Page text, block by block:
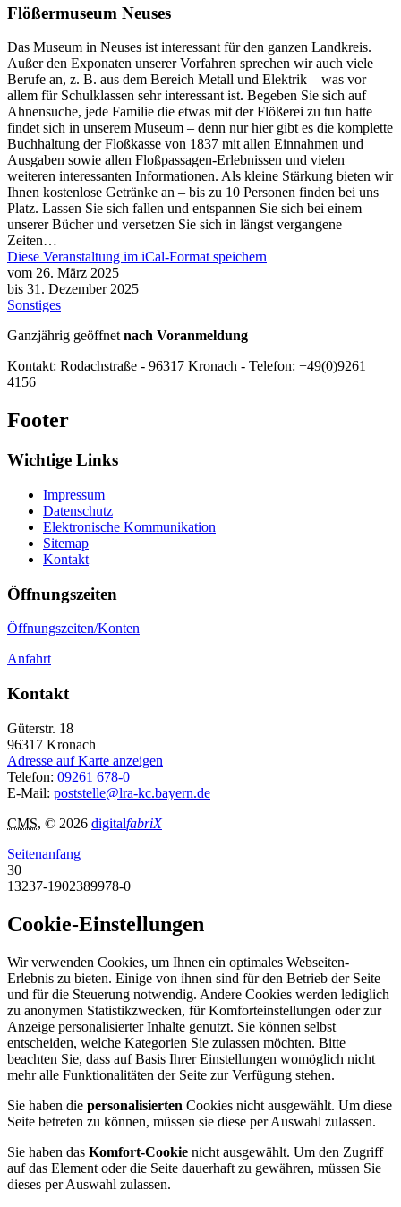
Flößermuseum Neuses
Das Museum in Neuses ist interessant für den ganzen Landkreis.
Außer den Exponaten unserer Vorfahren sprechen wir auch viele
Berufe an, z. B. aus dem Bereich Metall und Elektrik – was vor
allem für Schulklassen sehr interessant ist. Begeben Sie sich auf
Ahnensuche, jede Familie die etwas mit der Flößerei zu tun hatte
findet sich in unserem Museum – denn nur hier gibt es die komplette
Buchhaltung der Floßkasse von 1837 mit allen Einnahmen und
Ausgaben sowie allen Floßpassagen-Erlebnissen und vielen
weiteren interessanten Informationen. Als kleine Stärkung bieten wir
Ihnen kostenlose Getränke an – bis zu 10 Personen finden bei uns
Platz. Lassen Sie sich fallen und entspannen Sie sich bei einem
unserer Bücher und versetzen Sie sich in längst vergangene
Zeiten…
Diese Veranstaltung im iCal-Format speichern
vom 26. März 2025
bis 31. Dezember 2025
Sonstiges
Ganzjährig geöffnetnach Voranmeldung
Kontakt: Rodachstraße - 96317 Kronach - Telefon: +49(0)9261
4156
Footer
Wichtige Links
Impressum
Datenschutz
Elektronische Kommunikation
Sitemap
Kontakt
Öffnungszeiten
Öffnungszeiten/Konten
Anfahrt
Kontakt
Güterstr. 18
96317 Kronach
Adresse auf Karte anzeigen
Telefon: 09261 678-0
E-Mail: poststelle@lra-kc.bayern.de
CMS, © 2026 digitalfabriX
Seitenanfang
30
13237-1902389978-0
Cookie-Einstellungen
Wir verwenden Cookies, um Ihnen ein optimales Webseiten-
Erlebnis zu bieten. Einige von ihnen sind für den Betrieb der Seite
und für die Steuerung notwendig. Andere Cookies werden lediglich
zu anonymen Statistikzwecken, für Komforteinstellungen oder zur
Anzeige personalisierter Inhalte genutzt. Sie können selbst
entscheiden, welche Kategorien Sie zulassen möchten. Bitte
beachten Sie, dass auf Basis Ihrer Einstellungen womöglich nicht
mehr alle Funktionalitäten der Seite zur Verfügung stehen.
Sie haben die personalisierten Cookies nicht ausgewählt. Um diese
Seite betreten zu können, müssen sie diese per Auswahl zulassen.
Sie haben das Komfort-Cookie nicht ausgewählt. Um den Zugriff
auf das Element oder die Seite dauerhaft zu gewähren, müssen Sie
dieses per Auswahl zulassen.